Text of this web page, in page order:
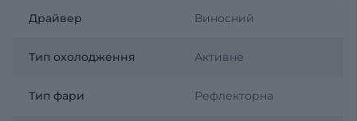
Драйвер Виносний
Тип охолодження Активне
Тип фари Рефлекторна